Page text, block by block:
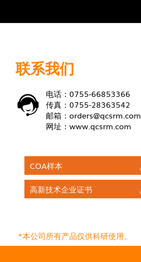
联系我们
电话：0755-66853366
传真：0755-28363542
邮箱： orders@qcsrm.com
网址： www.qcsrm.com
COA样本
高新技术企业证书
*本公司所有产品仅供科研使用。